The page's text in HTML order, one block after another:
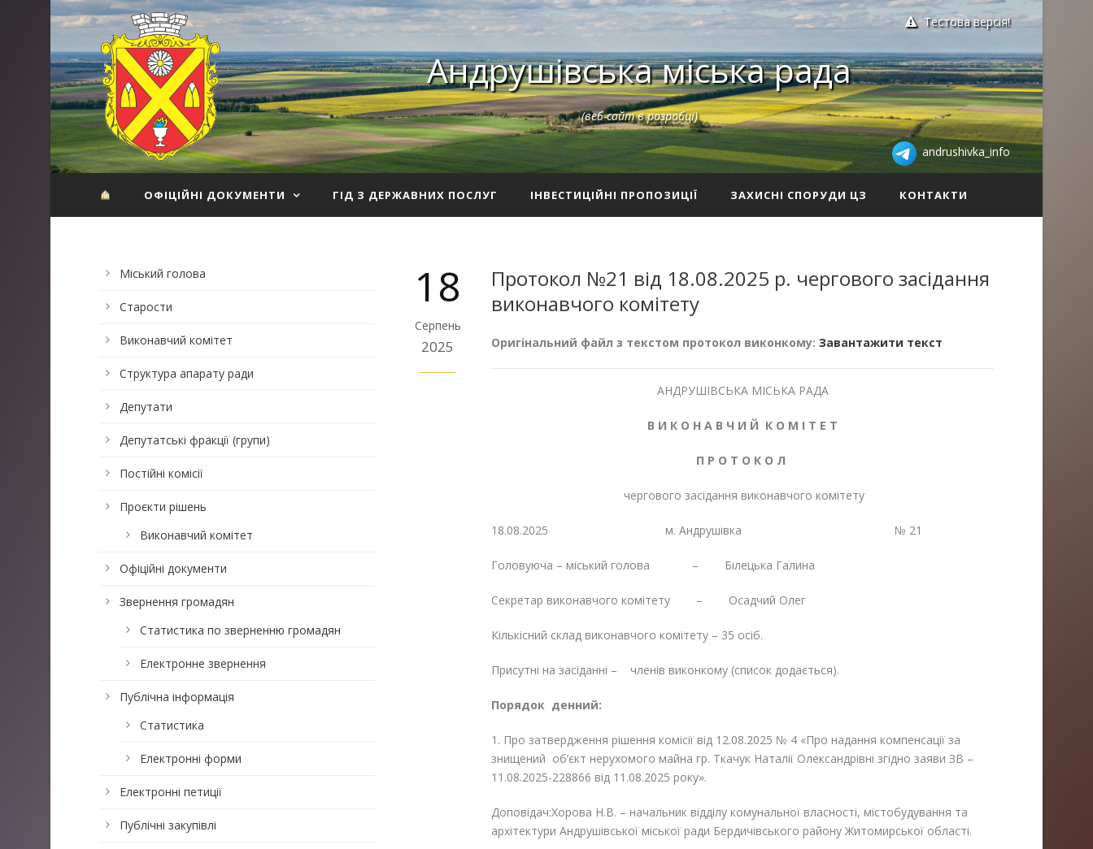
Тестова версія!
Андрушівська міська рада
(веб-сайт в розробці)
andrushivka_info
ОФІЦІЙНІ ДОКУМЕНТИ ГІД З ДЕРЖАВНИХ ПОСЛУГ ІНВЕСТИЦІЙНІ ПРОПОЗИЦІЇ ЗАХИСНІ СПОРУДИ ЦЗ КОНТАКТИ
18
Серпень
2025
Протокол №21 від 18.08.2025 р. чергового засідання
виконавчого комітету
Оригінальний файл з текстом протокол виконкому: Завантажити текст
АНДРУШІВСЬКА МІСЬКА РАДА
В И К О Н А В Ч И Й К О М І Т Е Т
П Р О Т О К О Л
чергового засідання виконавчого комітету
18.08.2025 м. Андрушівка № 21
Головуюча – міський голова – Білецька Галина
Секретар виконавчого комітету – Осадчий Олег
Кількісний склад виконавчого комітету – 35 осіб.
Присутні на засіданні – членів виконкому (список додається).
Порядок денний:
1. Про затвердження рішення комісії від 12.08.2025 № 4 «Про надання компенсації за
знищений об’єкт нерухомого майна гр. Ткачук Наталії Олександрівні згідно заяви ЗВ –
11.08.2025-228866 від 11.08.2025 року».
Доповідач:Хорова Н.В. – начальник відділу комунальної власності, містобудування та
архітектури Андрушівської міської ради Бердичівського району Житомирської області.
Міський голова
Старости
Виконавчий комітет
Структура апарату ради
Депутати
Депутатські фракції (групи)
Постійні комісії
Проєкти рішень
Виконавчий комітет
Офіційні документи
Звернення громадян
Статистика по зверненню громадян
Електронне звернення
Публічна інформація
Статистика
Електронні форми
Електронні петиції
Публічні закупівлі